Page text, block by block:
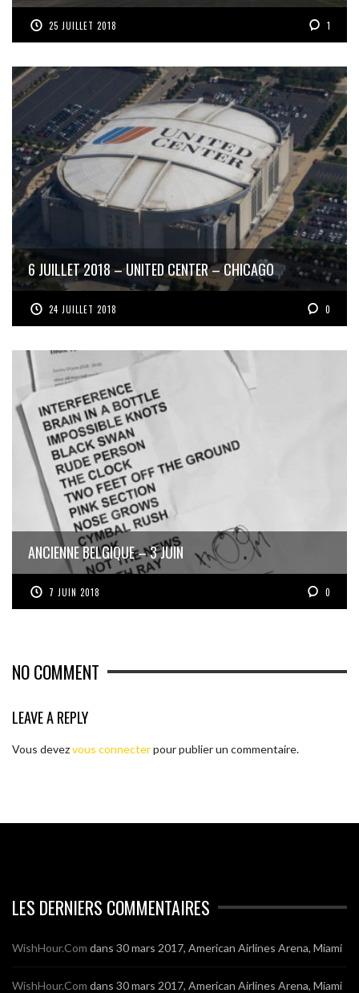
25 JUILLET 2018 1
6 JUILLET 2018 – UNITED CENTER – CHICAGO
24 JUILLET 2018 0
ANCIENNE BELGIQUE – 3 JUIN
7 JUIN 2018 0
NO COMMENT
LEAVE A REPLY
Vous devezvous connecterpour publier un commentaire.
LES DERNIERS COMMENTAIRES
WishHour.Com dans 30 mars 2017, American Airlines Arena, Miami
WishHour.Com dans 30 mars 2017, American Airlines Arena, Miami